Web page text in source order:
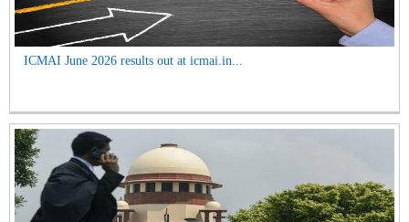
ICMAI June 2026 results out at icmai.in...